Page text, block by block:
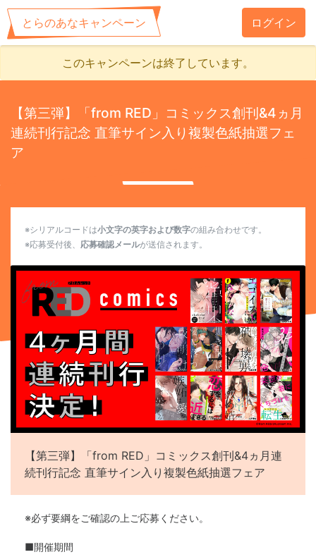
とらのあなキャンペーン ログイン
このキャンペーンは終了しています。
【第三弾】「from RED」コミックス創刊&4ヵ月
連続刊行記念 直筆サイン入り複製色紙抽選フェ
ア
※シリアルコードは小文字の英字および数字の組み合わせです。
※応募受付後、 応募確認メールが送信されます。
【第三弾】「from RED」コミックス創刊&4ヵ月連
続刊行記念 直筆サイン入り複製色紙抽選フェア
※必ず要綱をご確認の上ご応募ください。
■開催期間